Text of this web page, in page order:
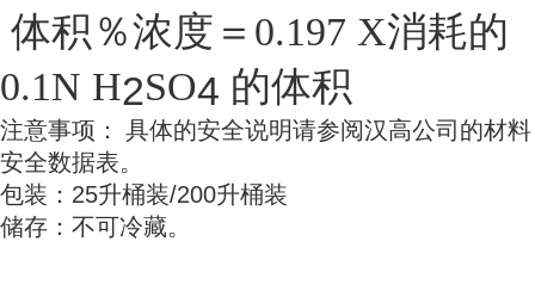
体积 ％浓度 ＝ 0.197 X消耗的
0.1N H2SO4 的体积
注意事项 ： 具体的安全说明请参阅汉高公司 的材料
安全数据表。
包装： 25升桶装/200升桶装
储存： 不可冷藏。